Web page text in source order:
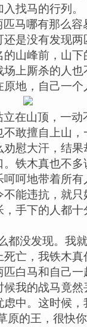
找马的行列。
马哪有那么
是没有发现
山峰前，山
上厮杀的人
地，自己一
在山顶，一
敢擅自上山
慰大汗，结
铁木真也不
呵地带着所
能违抗，就
手下的人都
都没发现。我
死亡，我铁木
白马和自己
我的战马竟
中。这时候
原的王，很快